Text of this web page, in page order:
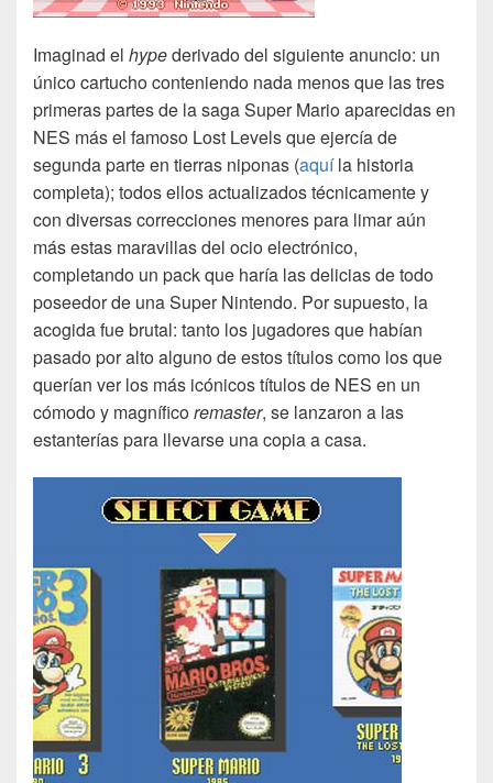
Imaginad el hypederivado del siguiente anuncio: un
único cartucho conteniendo nada menos que las tres
primeras partes de la saga Super Mario aparecidas en
NES más el famoso Lost Levels que ejercía de
segunda parte en tierras niponas (aquíla historia
completa); todos ellos actualizados técnicamente y
con diversas correcciones menores para limar aún
más estas maravillas del ocio electrónico,
completando un pack que haría las delicias de todo
poseedor de una Super Nintendo. Por supuesto, la
acogida fue brutal: tanto los jugadores que habían
pasado por alto alguno de estos títulos como los que
querían ver los más icónicos títulos de NES en un
cómodo y magníficoremaster, se lanzaron a las
estanterías para llevarse una copia a casa.